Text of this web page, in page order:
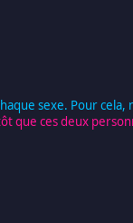
sexe. Pour
que ces deux